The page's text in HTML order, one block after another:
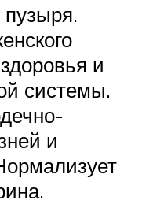
пузыря.
и
системы.
и